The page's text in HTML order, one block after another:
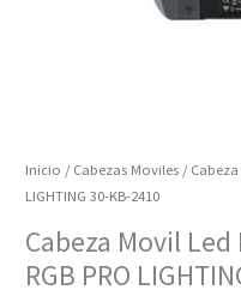
Inicio / Cabezas Moviles / Cabeza
LIGHTING 30-KB-2410
Cabeza Movil Led
RGB PRO